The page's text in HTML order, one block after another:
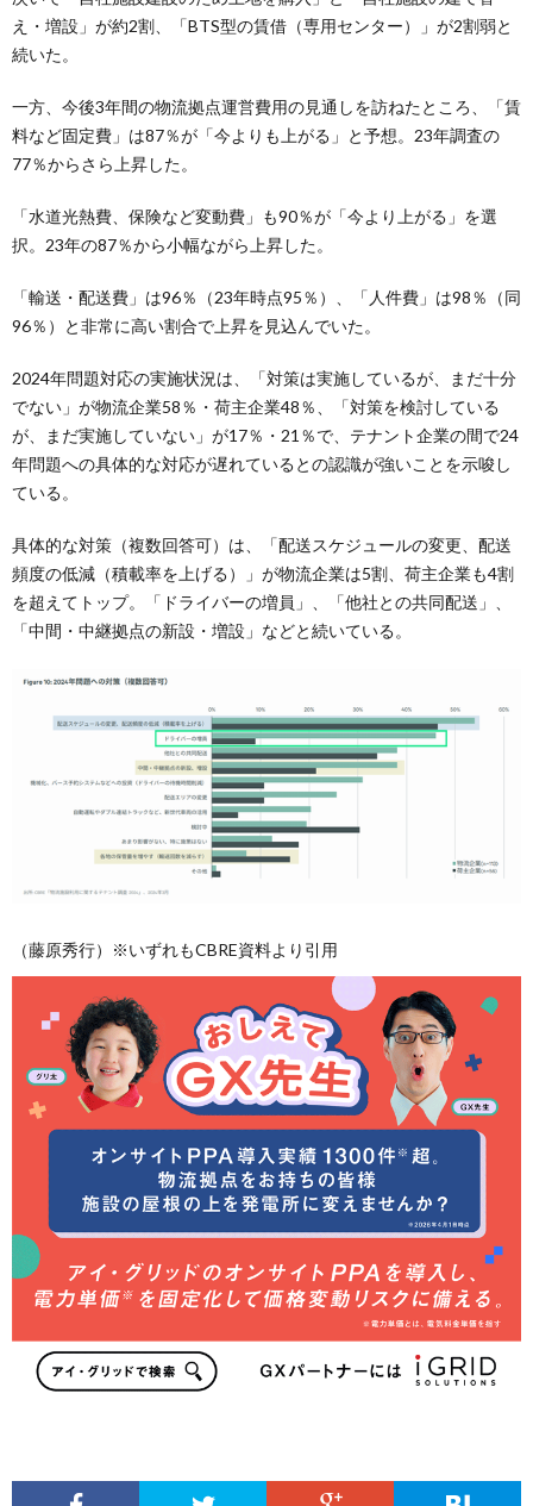
え・増設」が約2割、「BTS型の賃借（専用センター）」が2割弱と
続いた。
一方、今後3年間の物流拠点運営費用の見通しを訪ねたところ、「賃
料など固定費」は87％が「今よりも上がる」と予想。23年調査の
77％からさら上昇した。
「水道光熱費、保険など変動費」も90％が「今より上がる」を選
択。23年の87％から小幅ながら上昇した。
「輸送・配送費」は96％（23年時点95％）、「人件費」は98％（同
96％）と非常に高い割合で上昇を見込んでいた。
2024年問題対応の実施状況は、「対策は実施しているが、まだ十分
でない」が物流企業58％・荷主企業48％、「対策を検討している
が、まだ実施していない」が17％・21％で、テナント企業の間で24
年問題への具体的な対応が遅れているとの認識が強いことを示唆し
ている。
具体的な対策（複数回答可）は、「配送スケジュールの変更、配送
頻度の低減（積載率を上げる）」が物流企業は5割、荷主企業も4割
を超えてトップ。「ドライバーの増員」、「他社との共同配送」、
「中間・中継拠点の新設・増設」などと続いている。
（藤原秀行）※いずれもCBRE資料より引用